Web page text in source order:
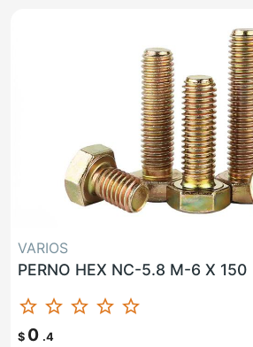
VARIOS
PERNO HEX NC-5.8 M-6 X 150
star_border star_border star_border star_border star_border
$ 0 .4